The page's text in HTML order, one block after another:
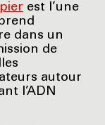
est l’une
dans un
de
autour
l’ADN